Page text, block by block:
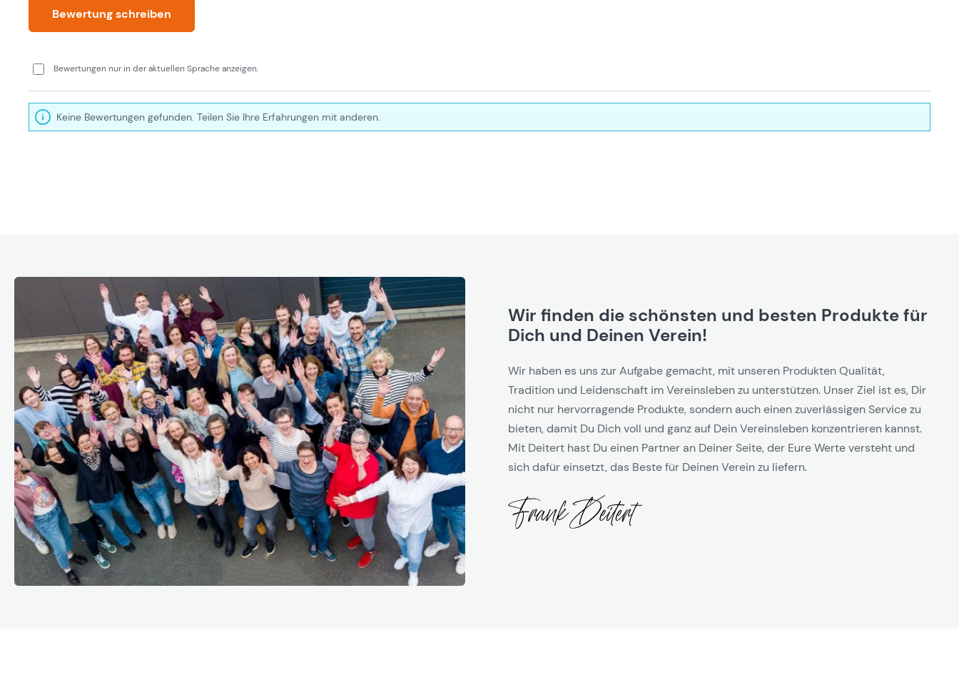
Bewertung schreiben
Bewertungen nur in der aktuellen Sprache anzeigen.
Keine Bewertungen gefunden. Teilen Sie Ihre Erfahrungen mit anderen.
Wir finden die schönsten und besten Produkte für
Dich und Deinen Verein!
Wir haben es uns zur Aufgabe gemacht, mit unseren Produkten Qualität,
Tradition und Leidenschaft im Vereinsleben zu unterstützen. Unser Ziel ist es, Dir
nicht nur hervorragende Produkte, sondern auch einen zuverlässigen Service zu
bieten, damit Du Dich voll und ganz auf Dein Vereinsleben konzentrieren kannst.
Mit Deitert hast Du einen Partner an Deiner Seite, der Eure Werte versteht und
sich dafür einsetzt, das Beste für Deinen Verein zu liefern.